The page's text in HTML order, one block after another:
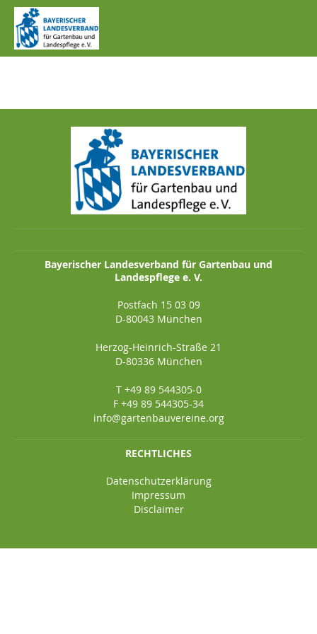
IMG_1249.JPG
Bayerischer Landesverband für Gartenbau und
Landespflege e. V.
Postfach 15 03 09
D-80043 München
Herzog-Heinrich-Straße 21
D-80336 München
T +49 89 544305-0
F +49 89 544305-34
info@gartenbauvereine.org
RECHTLICHES
Datenschutzerklärung
Impressum
Disclaimer